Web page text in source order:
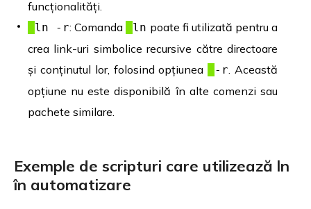
funcționalități.
ln -r: Comanda ln poate fi utilizată pentru a
crea link-uri simbolice recursive către directoare
și conținutul lor, folosind opțiunea
-r. Această
opțiune nu este disponibilă în alte comenzi sau
pachete similare.
Exemple de scripturi care utilizează ln
în automatizare